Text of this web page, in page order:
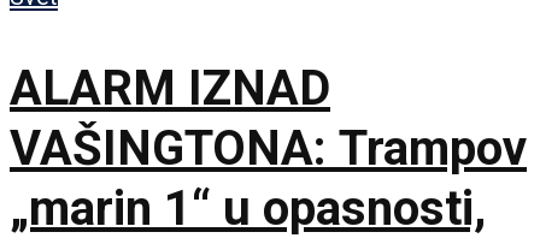
ALARM IZNAD
VAŠINGTONA: Trampov
„marin 1“ u opasnosti,